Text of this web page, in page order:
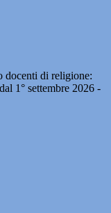
docenti di religione:
1° settembre 2026 -